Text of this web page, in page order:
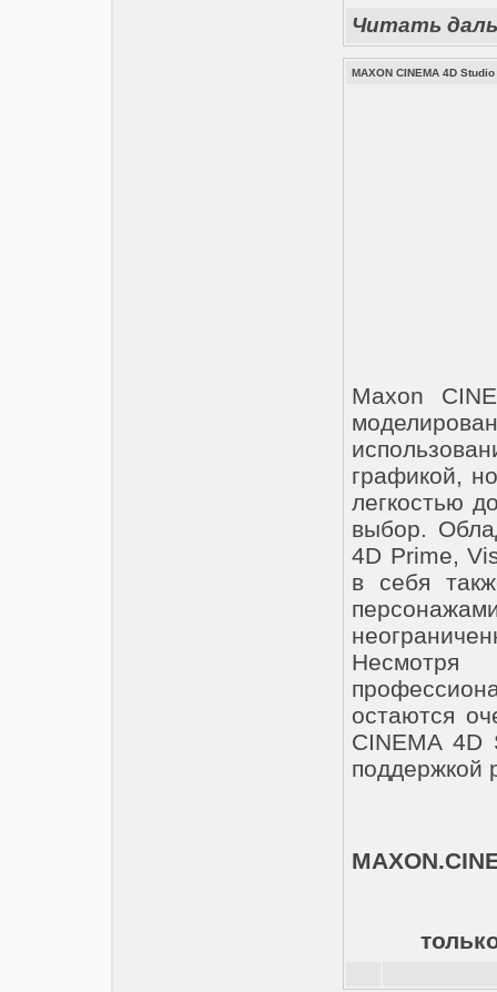
Читать
MAXON CINEMA 4D
Maxon
графикой,
легкостью
выбор.
4D Prime,
в себя
остаются
CINEMA 4D
поддержкой